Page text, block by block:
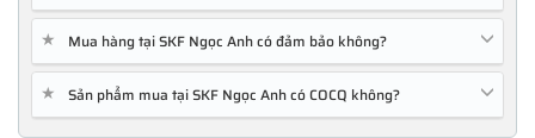
★ Mua hàng tại SKF Ngọc Anh có đảm bảo không?
★ Sản phẩm mua tại SKF Ngọc Anh có COCQ không?